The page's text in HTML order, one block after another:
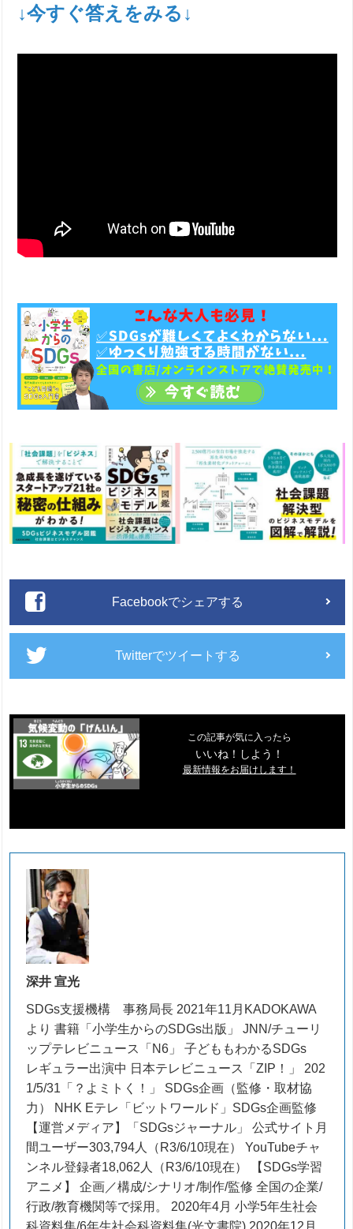
↓今すぐ答えをみる↓
Facebookでシェアする
Twitterでツイートする
この記事が気に入ったら
いいね！しよう！
最新情報をお届けします！
深井 宣光
SDGs支援機構 事務局長 2021年11月KADOKAWA
より 書籍「小学生からのSDGs出版」 JNN/チューリ
ップテレビニュース「N6」 子どももわかるSDGs
レギュラー出演中 日本テレビニュース「ZIP！」 202
1/5/31「？よミトく！」 SDGs企画（監修・取材協
力） NHK Eテレ「ビットワールド」SDGs企画監修
【運営メディア】「SDGsジャーナル」 公式サイト月
間ユーザー303,794人（R3/6/10現在） YouTubeチャ
ンネル登録者18,062人（R3/6/10現在） 【SDGs学習
アニメ】 企画／構成/シナリオ/制作/監修 全国の企業/
行政/教育機関等で採用。 2020年4月 小学5年生社会